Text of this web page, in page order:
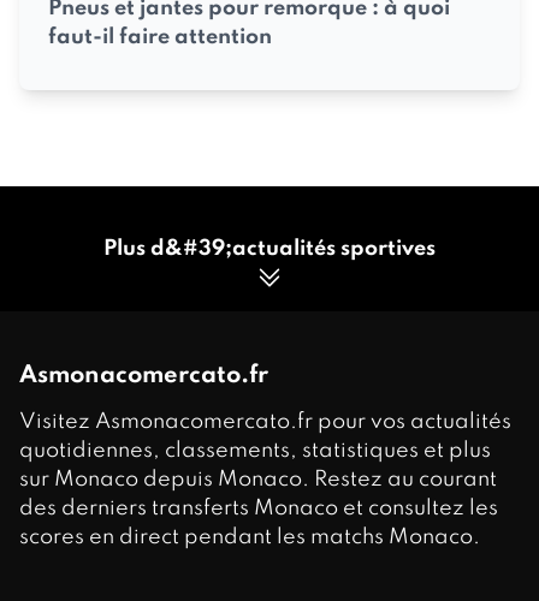
Pneus et jantes pour remorque : à quoi
faut-il faire attention
Plus d&#39;actualités sportives
Asmonacomercato.fr
Visitez Asmonacomercato.fr pour vos actualités
quotidiennes, classements, statistiques et plus
sur Monaco depuis Monaco. Restez au courant
des derniers transferts Monaco et consultez les
scores en direct pendant les matchs Monaco.